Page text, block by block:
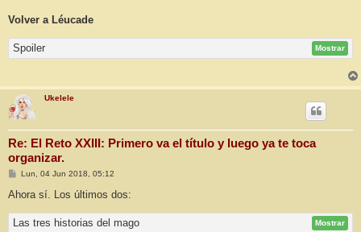
Volver a Léucade
Spoiler Mostrar
Ukelele
Re: El Reto XXIII: Primero va el título y luego ya te toca
organizar.
M
n
a
Lun, 04 Jun 2018, 05:12
Ahora sí. Los últimos dos:
Las tres historias del mago Mostrar